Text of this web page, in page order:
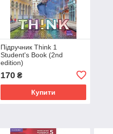
Підручник Think 1
Student's Book (2nd
edition)
170₴
Купити